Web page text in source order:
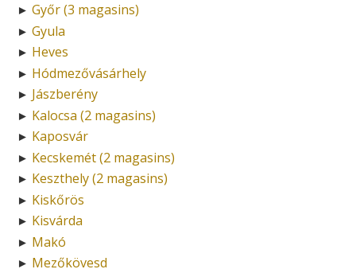
► Győr (3 magasins)
► Gyula
► Heves
► Hódmezővásárhely
► Jászberény
► Kalocsa (2 magasins)
► Kaposvár
► Kecskemét (2 magasins)
► Keszthely (2 magasins)
► Kiskőrös
► Kisvárda
► Makó
► Mezőkövesd